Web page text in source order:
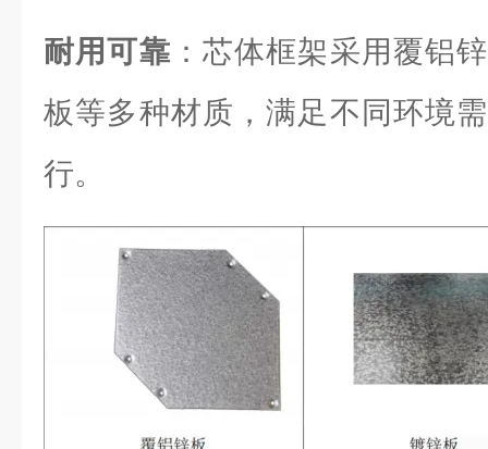
耐用可靠 ：芯体框架采用覆铝
板等多种材质，满足不同环境
行。